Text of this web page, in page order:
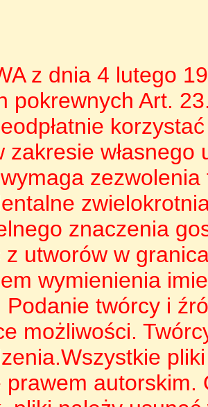
z dnia 4 lutego
pokrewnych Art.
zakresie
znaczenia
z utworów w
wymienienia
Podanie twórcy i
możliwości.
prawem